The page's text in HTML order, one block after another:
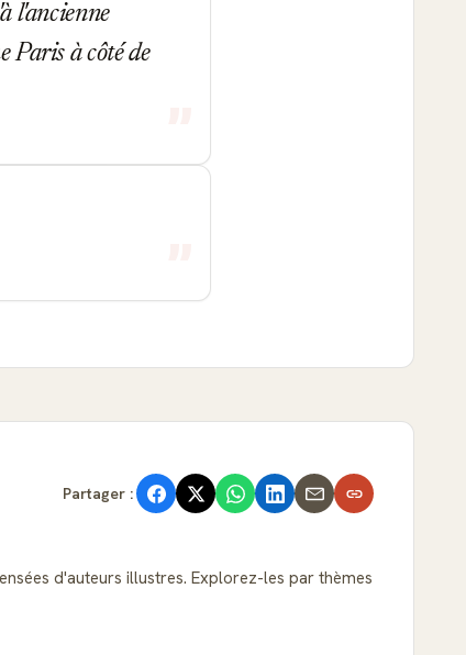
l'ancienne
Paris à côté de
Partager :
d'auteurs illustres. Explorez-les par thèmes